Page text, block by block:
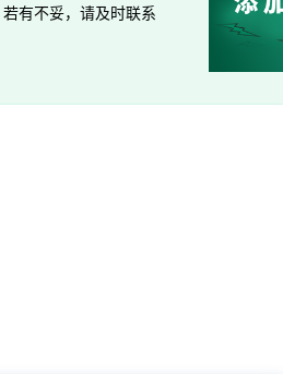
有不妥，请及时联系